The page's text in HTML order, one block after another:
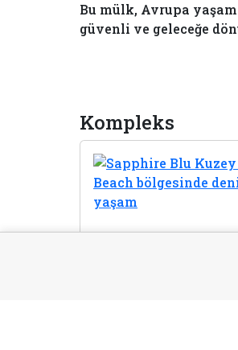
Bu mülk, Avrupa
güvenli ve geleceğe
Kompleks